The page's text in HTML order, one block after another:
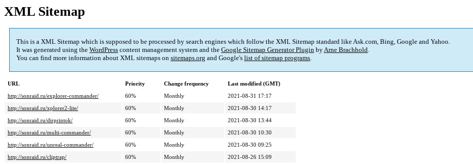
XML Sitemap
This is a XML Sitemap which is supposed to be processed by search engines which follow the XML Sitemap standard like Ask.com, Bing, Google and Yahoo.
It was generated using the WordPress content management system and the Google Sitemap Generator Plugin byArne Brachhold.
You can find more information about XML sitemaps on sitemaps.org and Google's list of sitemap programs.
URL Priority Change frequency
Last modified (GMT)
http://sonraid.ru/explorer-commander/
60% Monthly
2021-08-31 17:17
http://sonraid.ru/xplorer2-lite/
60% Monthly
2021-08-30 14:17
http://sonraid.ru/dirprintok/
60% Monthly
2021-08-30 13:44
http://sonraid.ru/multi-commander/
60% Monthly
2021-08-30 10:30
http://sonraid.ru/unreal-commander/
60% Monthly
2021-08-30 09:25
http://sonraid.ru/cliptrap/
60% Monthly
2021-08-26 15:09